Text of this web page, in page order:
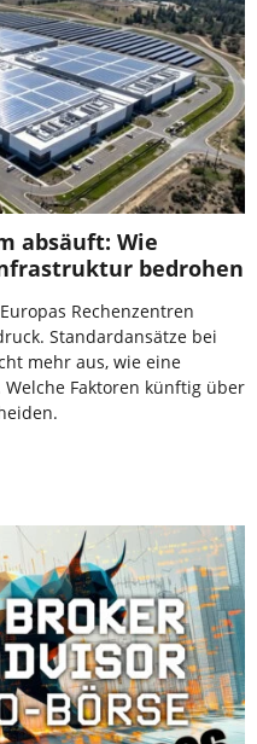
absäuft: Wie
bedrohen
Rechenzentren
Standardansätze bei
mehr aus, wie eine
Faktoren künftig über